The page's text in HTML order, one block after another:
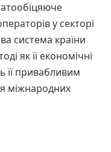
у секторі
система країни
як її економічні
її привабливим
міжнародних